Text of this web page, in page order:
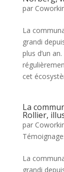
par
La
grandi
plus d’un
cet
La
Rollier,
par
La
grandi